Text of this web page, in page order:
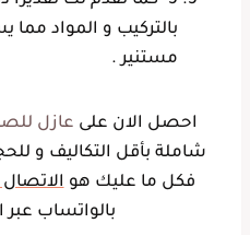
بالتركيب و المواد مما
مستنير .
احصل الان على عازل
شاملة بأقل التكاليف و
فكل ما عليك هوالاتصال
بالواتساب عبر